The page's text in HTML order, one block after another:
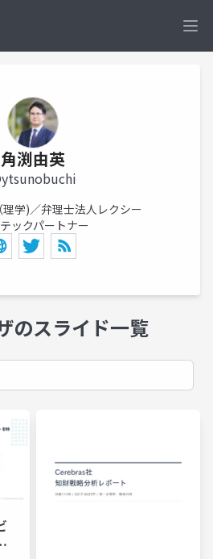
角渕由英
学)／弁理士法人レクシー
ックパートナー
のスライド一覧